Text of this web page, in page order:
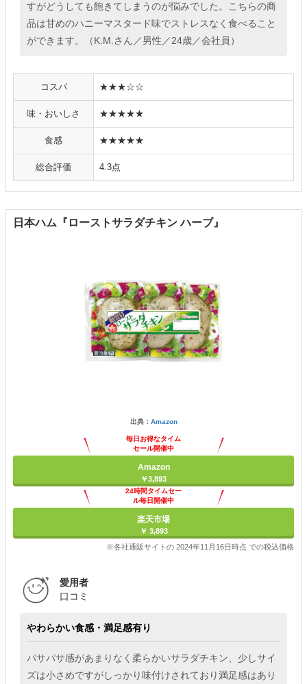
すがどうしても飽きてしまうのが悩みでした。こちらの商
品は甘めのハニーマスタード味でストレスなく食べること
ができます。（K.M.さん／男性／24歳／会社員）
コスパ ★★★☆☆
味・おいしさ ★★★★★
食感 ★★★★★
総合評価 4.3点
日本ハム『ローストサラダチキン ハーブ』
出典： Amazon
毎日お得なタイム
セール開催中
Amazon
￥3,893
24時間タイムセー
ル毎日開催中
楽天市場
￥ 3,893
※各社通販サイトの 2024年11月16日時点 での税込価格
愛用者
口コミ
やわらかい食感・満足感有り
パサパサ感があまりなく柔らかいサラダチキン、少しサイ
ズは小さめですがしっかり味付けされており満足感はあり